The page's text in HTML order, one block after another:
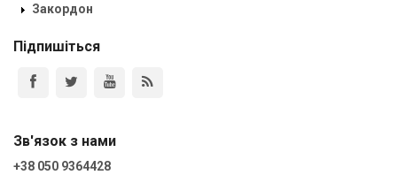
Закордон
Підпишіться
Зв'язок з нами
+38 050 9364428